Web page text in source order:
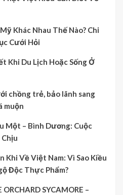
Khác Nhau Thế Nào? Chi
Cưới Hỏi
Khi Du Lịch Hoặc Sống Ở
chồng trẻ, bảo lãnh sang
muộn
Một – Bình Dương: Cuộc
Khi Về Việt Nam: Vì Sao Kiều
Độc Thực Phẩm?
SYCAMORE –